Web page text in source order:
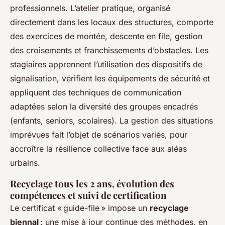
professionnels. L’atelier pratique, organisé
directement dans les locaux des structures, comporte
des exercices de montée, descente en file, gestion
des croisements et franchissements d’obstacles. Les
stagiaires apprennent l’utilisation des dispositifs de
signalisation, vérifient les équipements de sécurité et
appliquent des techniques de communication
adaptées selon la diversité des groupes encadrés
(enfants, seniors, scolaires). La gestion des situations
imprévues fait l’objet de scénarios variés, pour
accroître la résilience collective face aux aléas
urbains.
Recyclage tous les 2 ans, évolution des
compétences et suivi de certification
Le certificat « guide-file » impose un recyclage
biennal : une mise à jour continue des méthodes, en